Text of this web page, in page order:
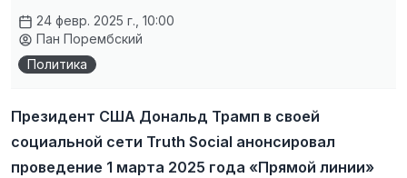
24 февр. 2025 г., 10:00
Пан Порембский
Политика
Президент США Дональд Трамп в своей
социальной сети Truth Social анонсировал
проведение 1 марта 2025 года «Прямой линии»